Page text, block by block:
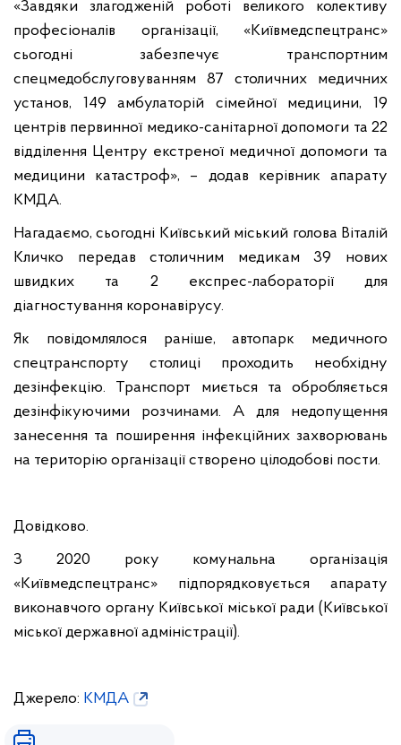
«Завдяки злагодженій роботі великого колективу
професіоналів організації, «Київмедспецтранс»
сьогодні забезпечує транспортним
спецмедобслуговуванням 87 столичних медичних
установ, 149 амбулаторій сімейної медицини, 19
центрів первинної медико-санітарної допомоги та 22
відділення Центру екстреної медичної допомоги та
медицини катастроф», – додав керівник апарату
КМДА.
Нагадаємо, сьогодні Київський міський голова Віталій
Кличко передав столичним медикам 39 нових
швидких та 2 експрес-лабораторії для
діагностування коронавірусу.
Як повідомлялося раніше, автопарк медичного
спецтранспорту столиці проходить необхідну
дезінфекцію. Транспорт миється та обробляється
дезінфікуючими розчинами. А для недопущення
занесення та поширення інфекційних захворювань
на територію організації створено цілодобові пости.
Довідково.
З 2020 року комунальна організація
«Київмедспецтранс» підпорядковується апарату
виконавчого органу Київської міської ради (Київської
міської державної адміністрації).
Джерело: КМДА